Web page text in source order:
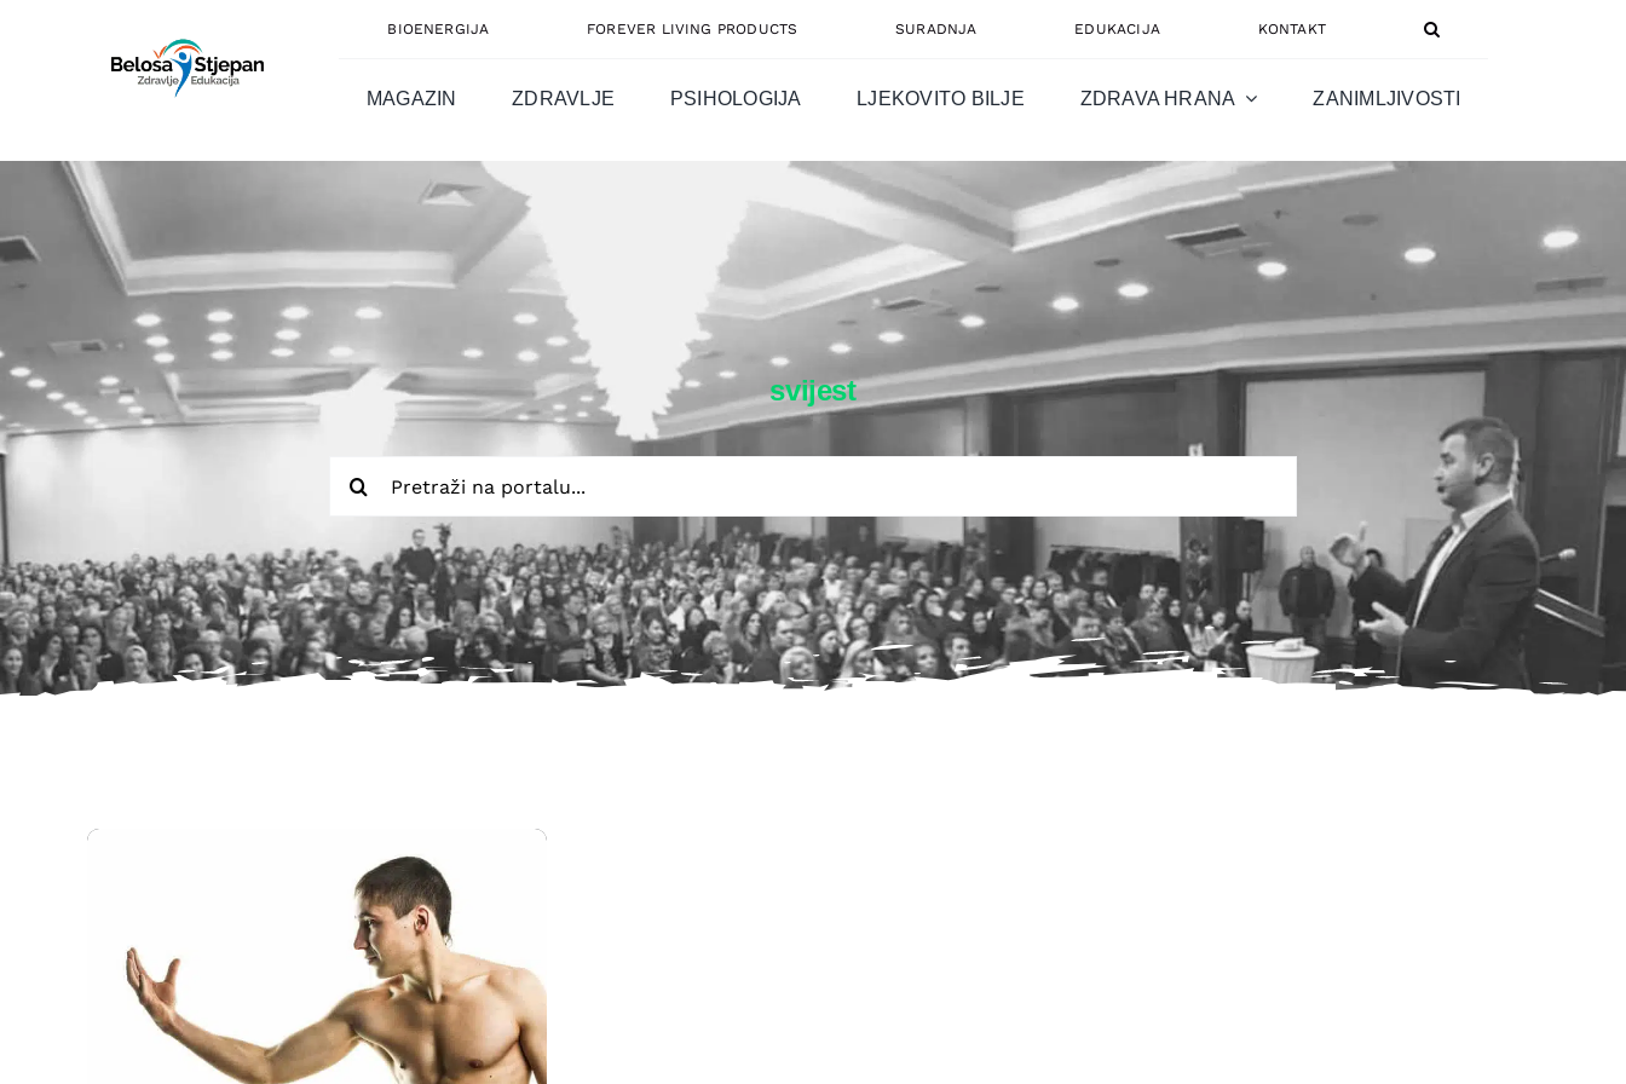
BIOENERGIJA FOREVER LIVING PRODUCTS SURADNJA EDUKACIJA KONTAKT
MAGAZIN ZDRAVLJE PSIHOLOGIJA LJEKOVITO BILJE ZDRAVA HRANA ZANIMLJIVOSTI
svijest